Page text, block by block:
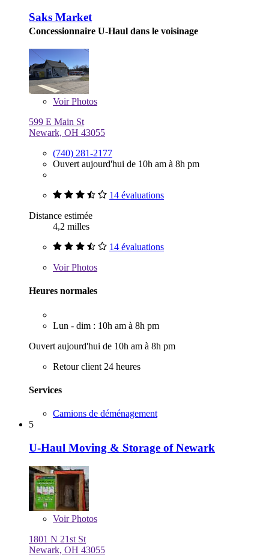
Saks Market
Concessionnaire U-Haul dans le voisinage
VoirPhotos
599 E Main St
Newark, OH 43055
(740) 281-2177
Ouvert aujourd'hui de 10h am à 8h pm
14 évaluations
Distance estimée
4,2 milles
14 évaluations
VoirPhotos
Heures normales
Lun - dim : 10h am à 8h pm
Ouvert aujourd'hui de 10h am à 8h pm
Retour client 24 heures
Services
Camions de déménagement
5
U-Haul Moving & Storage of Newark
VoirPhotos
1801 N 21st St
Newark, OH 43055